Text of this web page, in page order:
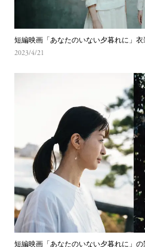
短編映画「あなたのいない夕暮れに」
2023/4/21
短編映画「あなたのいない夕暮れに」